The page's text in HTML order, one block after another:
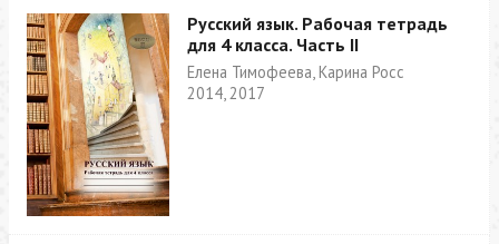
Русский язык. Рабочая тетрадь
для 4 класса. Часть II
Елена Тимофеева, Карина Росс
2014, 2017